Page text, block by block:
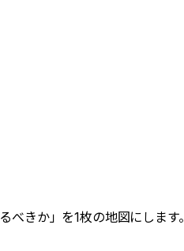
きか」を1枚の地図にします。